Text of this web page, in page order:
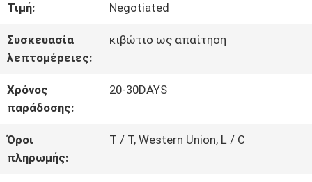
ΈΛΕΓΧΟΣ
ΕΛΆΤΕ
ΣΕ
ΕΠΑΦΉ
Τιμή: Negotiated
Συσκευασία
λεπτομέρειες:
κιβώτιο ως απαίτηση
Χρόνος
παράδοσης:
20-30DAYS
Όροι
πληρωμής:
T / T, Western Union, L / C